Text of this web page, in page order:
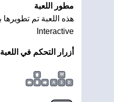
مطور اللعبة
Interactive
أزرار التحكم في اللعبة
W
A
S D